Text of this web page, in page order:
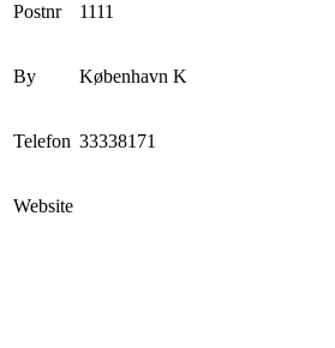
Postnr 1111
By København K
Telefon 33338171
Website